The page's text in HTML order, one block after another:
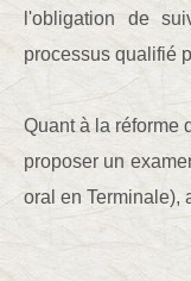
l'obligation de
processus qualifié
Quant à la réforme
proposer un
oral en Terminale),